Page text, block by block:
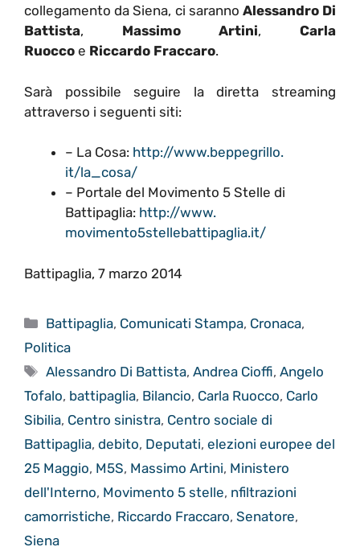
collegamento da Siena, ci saranno Alessandro Di
Battista, Massimo Artini,Carla
Ruocco e Riccardo Fraccaro.
Sarà possibile seguire la diretta streaming
attraverso i seguenti siti:
– La Cosa: http://www.beppegrillo.
it/la_cosa/
– Portale del Movimento 5 Stelle di
Battipaglia: http://www.
movimento5stellebattipaglia.it/
Battipaglia, 7 marzo 2014
Categorie
Battipaglia, Comunicati Stampa, Cronaca,
Politica
Tag
Alessandro Di Battista,Andrea Cioffi,Angelo
Tofalo, battipaglia, Bilancio, Carla Ruocco, Carlo
Sibilia, Centro sinistra, Centro sociale di
Battipaglia, debito, Deputati, elezioni europee del
25 Maggio, M5S, Massimo Artini, Ministero
dell'Interno, Movimento 5 stelle, nfiltrazioni
camorristiche, Riccardo Fraccaro, Senatore,
Siena